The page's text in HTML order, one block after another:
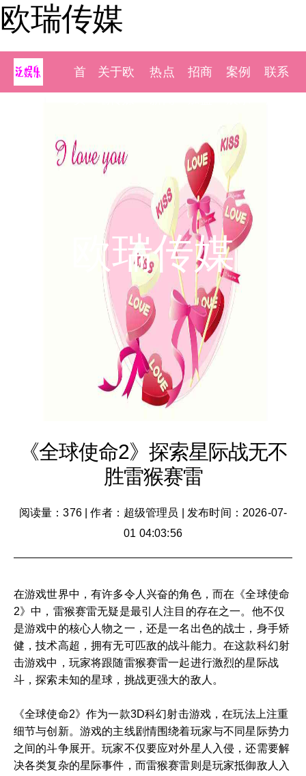
欧瑞传媒
首
关于欧
热点
招商
案例
联系
欧瑞传媒
《全球使命2》探索星际战无不
胜雷猴赛雷
阅读量：376|作者：超级管理员
发布时间：2026-07-
01 04:03:56
在游戏世界中，有许多令人兴奋的角色，而在《全球使命
2》中，雷猴赛雷无疑是最引人注目的存在之一。他不仅
是游戏中的核心人物之一，还是一名出色的战士，身手矫
健，技术高超，拥有无可匹敌的战斗能力。在这款科幻射
击游戏中，玩家将跟随雷猴赛雷一起进行激烈的星际战
斗，探索未知的星球，挑战更强大的敌人。
《全球使命2》作为一款3D科幻射击游戏，在玩法上注重
细节与创新。游戏的主线剧情围绕着玩家与不同星际势力
之间的斗争展开。玩家不仅要应对外星人入侵，还需要解
决各类复杂的星际事件，而雷猴赛雷则是玩家抵御敌人入